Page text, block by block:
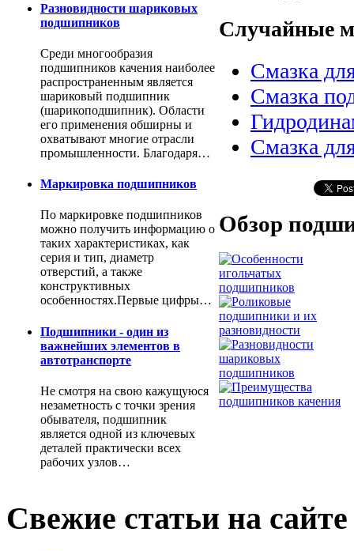
Разновидности шариковых
подшипников
Среди многообразия
подшипников качения наиболее
распространенным является
шариковый подшипник
(шарикоподшипник). Области
его применения обширны и
охватывают многие отрасли
промышленности. Благодаря…
Маркировка подшипников
По маркировке подшипников
можно получить информацию о
таких характеристиках, как
серия и тип, диаметр
отверстий, а также
конструктивных
особенностях.Первые цифры…
Подшипники - один из
важнейших элементов в
автотранспорте
Не смотря на свою кажущуюся
незаметность с точки зрения
обывателя, подшипник
является одной из ключевых
деталей практически всех
рабочих узлов…
Случайные
Смазка
Смазка
Смазка
Обзор
Свежие статьи на сайте